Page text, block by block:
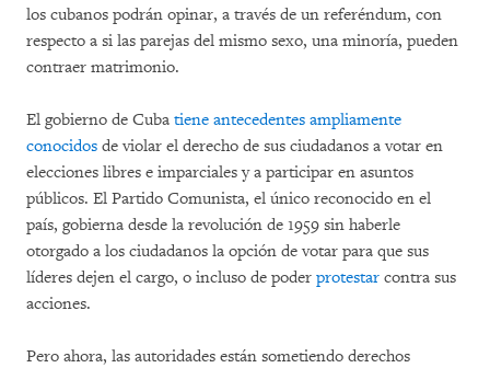
los cubanos podrán opinar, a través de un referéndum, con
respecto a si las parejas del mismo sexo, una minoría, pueden
contraer matrimonio.
El gobierno de Cuba tiene antecedentes ampliamente
conocidos de violar el derecho de sus ciudadanos a votar en
elecciones libres e imparciales y a participar en asuntos
públicos. El Partido Comunista, el único reconocido en el
país, gobierna desde la revolución de 1959 sin haberle
otorgado a los ciudadanos la opción de votar para que sus
líderes dejen el cargo, o incluso de poder protestar contra sus
acciones.
Pero ahora, las autoridades están sometiendo derechos